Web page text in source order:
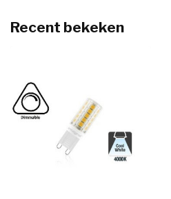
Recent bekeken